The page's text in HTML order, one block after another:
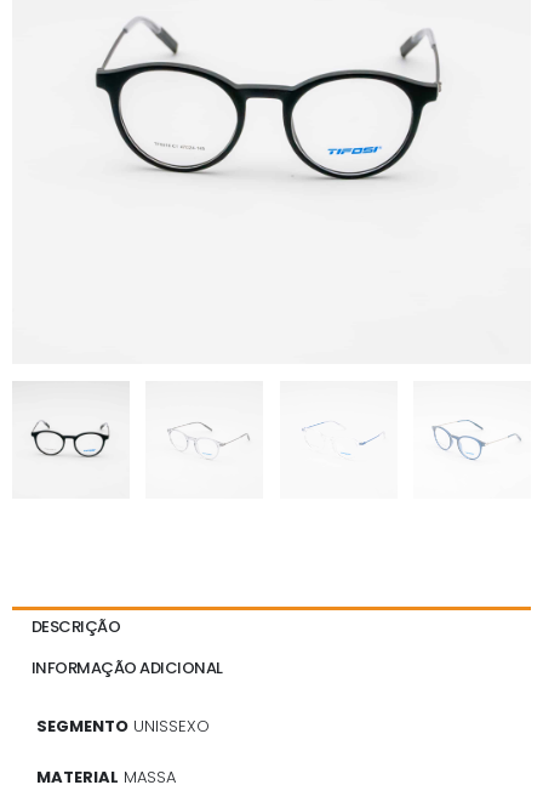
DESCRIÇÃO
INFORMAÇÃO ADICIONAL
SEGMENTO UNISSEXO
MATERIAL MASSA